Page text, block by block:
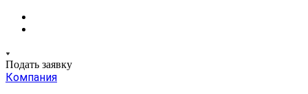
Подать заявку
Компания